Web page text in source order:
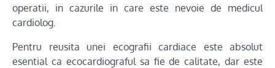
operatii, in cazurile in care este nevoie de medicul
cardiolog.
Pentru reusita unei ecografii cardiace este absolut
esential ca ecocardiograful sa fie de calitate, dar este